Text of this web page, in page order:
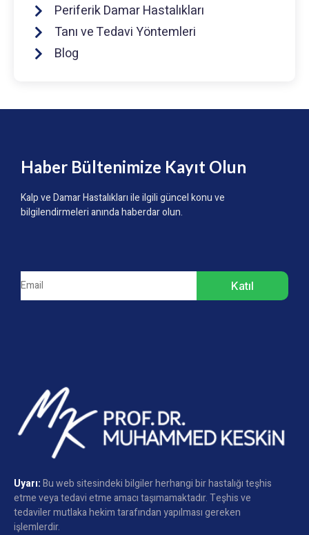
Periferik Damar Hastalıkları
Tanı ve Tedavi Yöntemleri
Blog
Haber Bültenimize Kayıt Olun
Kalp ve Damar Hastalıkları ile ilgili güncel konu ve
bilgilendirmeleri anında haberdar olun.
Katıl
Uyarı:Bu web sitesindeki bilgiler herhangi bir hastalığı teşhis
etme veya tedavi etme amacı taşımamaktadır. Teşhis ve
tedaviler mutlaka hekim tarafından yapılması gereken
işlemlerdir.